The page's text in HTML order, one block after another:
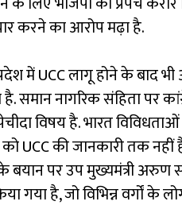
करने का आरोप मढ़ा है.
में UCC लागू होने के बाद
है. समान नागरिक संहिता पर
विषय है. भारत
UCC की जानकारी तक
के बयान पर उप मुख्यमंत्री
है, जो विभिन्न वर्गों के